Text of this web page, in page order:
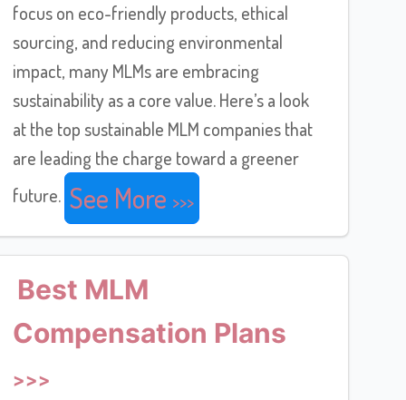
focus on eco-friendly products, ethical
sourcing, and reducing environmental
impact, many MLMs are embracing
sustainability as a core value. Here’s a look
at the top sustainable MLM companies that
are leading the charge toward a greener
future. See More
Best MLM
Compensation Plans